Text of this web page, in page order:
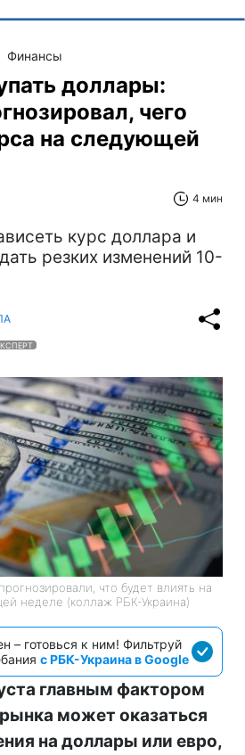
Финансы
доллары:
чего
на следующей
4 мин
курс доллара и
резких изменений 10-
что будет влиять на
неделе (коллаж РБК-Украина)
– готовься к ним! Фильтруй
с РБК-Украина в Google
главным фактором
может оказаться
на доллары или евро,